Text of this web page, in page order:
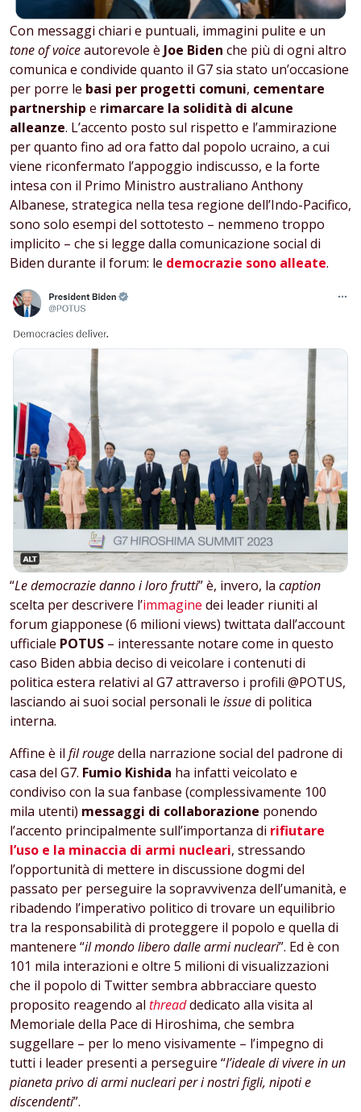
Con messaggi chiari e puntuali, immagini pulite e un
tone of voiceautorevole è Joe Biden che più di ogni altro
comunica e condivide quanto il G7 sia stato un’occasione
per porre le basi per progetti comuni, cementare
partnership e rimarcare la solidità di alcune
alleanze. L’accento posto sul rispetto e l’ammirazione
per quanto fino ad ora fatto dal popolo ucraino, a cui
viene riconfermato l’appoggio indiscusso, e la forte
intesa con il Primo Ministro australiano Anthony
Albanese, strategica nella tesa regione dell’Indo-Pacifico,
sono solo esempi del sottotesto – nemmeno troppo
implicito – che si legge dalla comunicazione social di
Biden durante il forum: le democrazie sono alleate.
“Le democrazie danno i loro frutti” è, invero, la caption
scelta per descrivere l’immagine dei leader riuniti al
forum giapponese (6 milioni views) twittata dall’account
ufficiale POTUS – interessante notare come in questo
caso Biden abbia deciso di veicolare i contenuti di
politica estera relativi al G7 attraverso i profili @POTUS,
lasciando ai suoi social personali le issuedi politica
interna.
Affine è il fil rougedella narrazione social del padrone di
casa del G7. Fumio Kishida ha infatti veicolato e
condiviso con la sua fanbase (complessivamente 100
mila utenti) messaggi di collaborazione ponendo
l’accento principalmente sull’importanza di rifiutare
l’uso e la minaccia di armi nucleari, stressando
l’opportunità di mettere in discussione dogmi del
passato per perseguire la sopravvivenza dell’umanità, e
ribadendo l’imperativo politico di trovare un equilibrio
tra la responsabilità di proteggere il popolo e quella di
mantenere “il mondo libero dalle armi nucleari”. Ed è con
101 mila interazioni e oltre 5 milioni di visualizzazioni
che il popolo di Twitter sembra abbracciare questo
proposito reagendo al threaddedicato alla visita al
Memoriale della Pace di Hiroshima, che sembra
suggellare – per lo meno visivamente – l’impegno di
tutti i leader presenti a perseguire “l’ideale di vivere in un
pianeta privo di armi nucleari per i nostri figli, nipoti e
discendenti”.